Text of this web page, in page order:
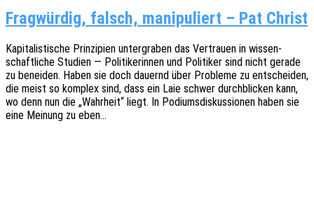
Frag­wür­dig, falsch, mani­pu­liert – Pat Christ
Kapi­ta­lis­ti­sche Prin­zi­pi­en unter­gra­ben das Vertrau­en in wissen­
schaft­li­che Studi­en — Poli­ti­ke­rin­nen und Poli­ti­ker sind nicht gerade
zu benei­den. Haben sie doch dauernd über Proble­me zu entschei­den,
die meist so komplex sind, dass ein Laie schwer durch­bli­cken kann,
wo denn nun die „Wahr­heit“ liegt. In Podi­ums­dis­kus­sio­nen haben sie
eine Meinung zu eben…